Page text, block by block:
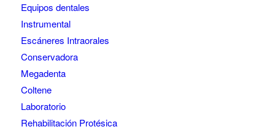
Equipos dentales
Instrumental
Escáneres Intraorales
Conservadora
Megadenta
Coltene
Laboratorio
Rehabilitación Protésica